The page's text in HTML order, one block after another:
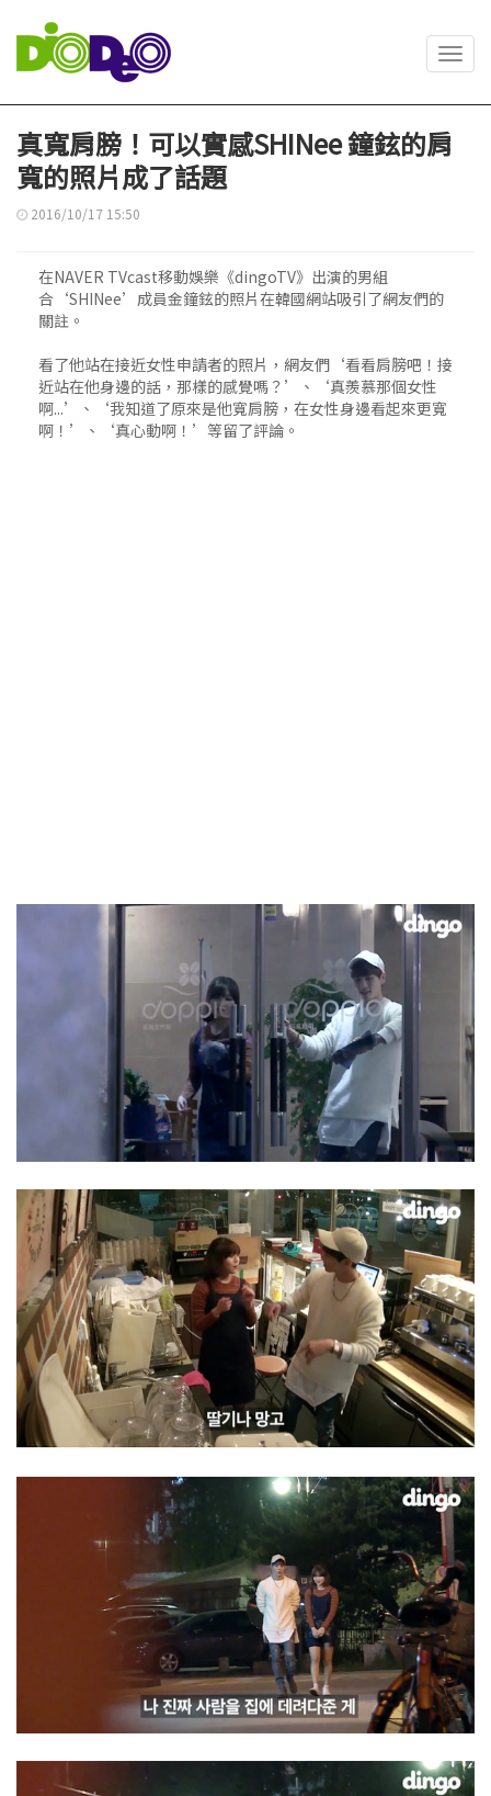
真寬肩膀！可以實感SHINee 鐘鉉的肩
寬的照片成了話題
2016/10/17 15:50
在NAVER TVcast移動娛樂《dingoTV》出演的男組
合‘SHINee’成員金鐘鉉的照片在韓國網站吸引了網友們的
關註。
看了他站在接近女性申請者的照片，網友們‘看看肩膀吧！接
近站在他身邊的話，那樣的感覺嗎？’、‘真羨慕那個女性
啊...’、‘我知道了原來是他寬肩膀，在女性身邊看起來更寬
啊！’、‘真心動啊！’等留了評論。